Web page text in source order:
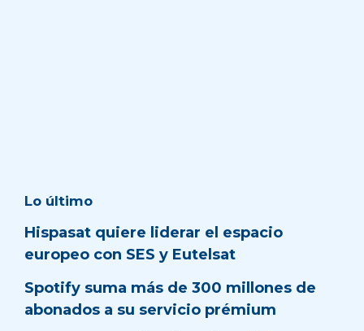
Lo último
Hispasat quiere liderar el espacio
europeo con SES y Eutelsat
Spotify suma más de 300 millones de
abonados a su servicio prémium